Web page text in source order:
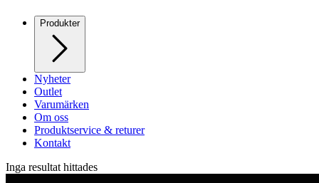
Produkter
Nyheter
Outlet
Varumärken
Om oss
Produktservice & returer
Kontakt
Inga resultat hittades